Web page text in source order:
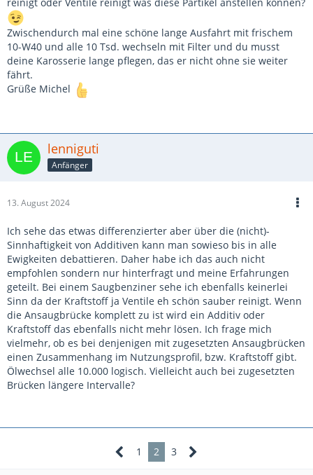
Zwischendurch mal eine schöne lange Ausfahrt mit frischem
10-W40 und alle 10 Tsd. wechseln mit Filter und du musst
deine Karosserie lange pflegen, das er nicht ohne sie weiter
fährt.
Grüße Michel
lenniguti
Anfänger
13. August 2024
Ich sehe das etwas differenzierter aber über die (nicht)-
Sinnhaftigkeit von Additiven kann man sowieso bis in alle
Ewigkeiten debattieren. Daher habe ich das auch nicht
empfohlen sondern nur hinterfragt und meine Erfahrungen
geteilt. Bei einem Saugbenziner sehe ich ebenfalls keinerlei
Sinn da der Kraftstoff ja Ventile eh schön sauber reinigt. Wenn
die Ansaugbrücke komplett zu ist wird ein Additiv oder
Kraftstoff das ebenfalls nicht mehr lösen. Ich frage mich
vielmehr, ob es bei denjenigen mit zugesetzten Ansaugbrücken
einen Zusammenhang im Nutzungsprofil, bzw. Kraftstoff gibt.
Ölwechsel alle 10.000 logisch. Vielleicht auch bei zugesetzten
Brücken längere Intervalle?
1 2 3